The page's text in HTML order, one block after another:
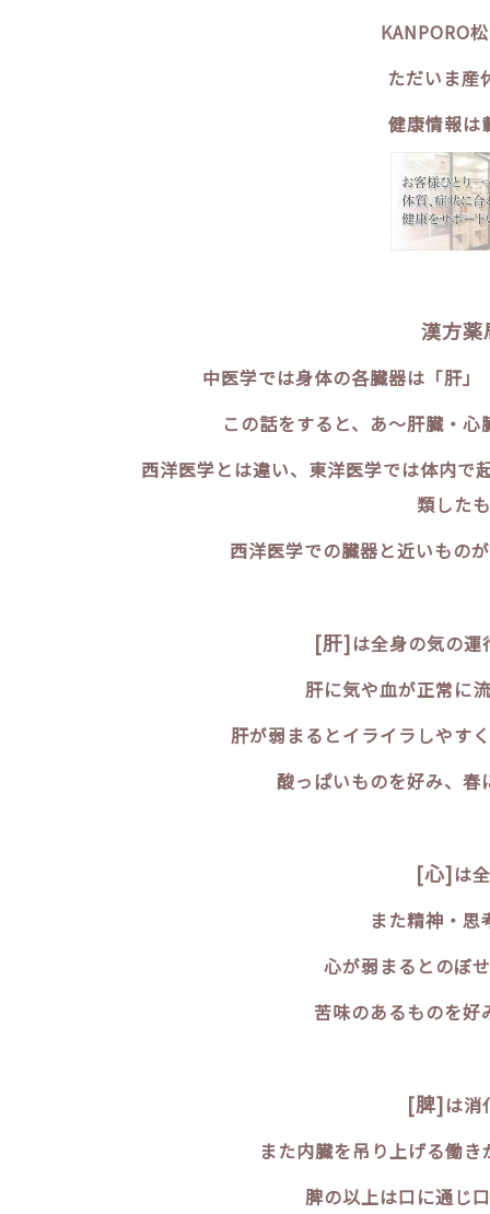
KANPORO
ただいま産
健康情報は
漢方
中医学では身体の各臓器は「肝
この話をすると、あ～肝臓・
西洋医学とは違い、東洋医学では体内で
類した
西洋医学での臓器と近いもの
[肝]は全身の気の
肝に気や血が正常に
肝が弱まるとイライラしやす
酸っぱいものを好み、
[心]は
また精神・思
心が弱まるとのぼ
苦味のあるものを好
[脾]は消
また内臓を吊り上げる働
脾の以上は口に通じ